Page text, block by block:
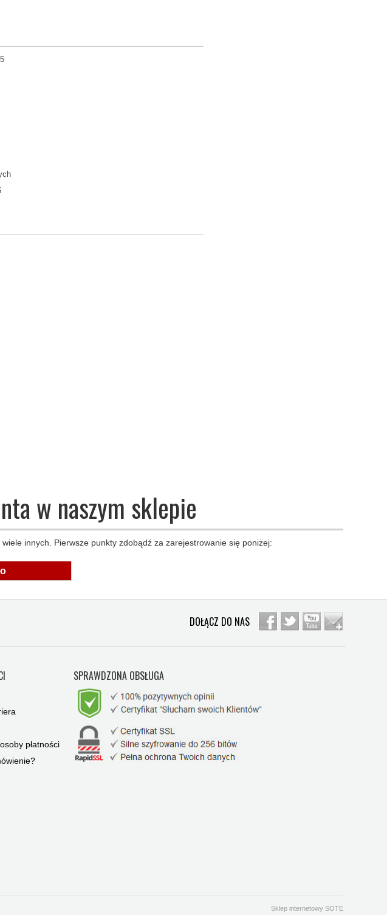
w naszym sklepie
innych. Pierwsze punkty zdobądź za zarejestrowanie się poniżej:
DOŁĄCZ DO NAS
płatności
SPRAWDZONA OBSŁUGA
Sklep internetowy SOTE